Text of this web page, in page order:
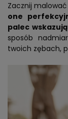
Zacznij
one
palec
sposób
twoich zębach,